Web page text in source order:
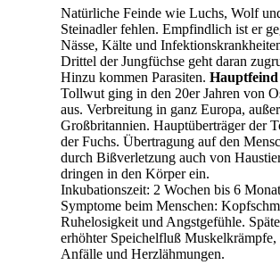
Natürliche Feinde wie Luchs, Wolf
Steinadler fehlen. Empfindlich ist er
Nässe, Kälte und
Drittel der Jungfüchse geht daran
Hinzu kommen Parasiten.
Tollwut ging in den 20er Jahren von
aus. Verbreitung in ganz Europa, außer
Großbritannien. Hauptüberträger der
der Fuchs. Übertragung auf den
durch Bißverletzung auch von
dringen in den Körper ein.
Inkubationszeit: 2 Wochen bis 6
Symptome beim Menschen:
Ruhelosigkeit und Angstgefühle.
erhöhter Speichelfluß Muskelkrämpfe,
Anfälle und Herzlähmungen.